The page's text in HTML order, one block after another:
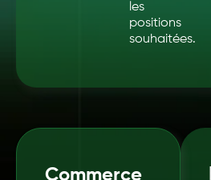
les
positions
souhaitées.
Commerce